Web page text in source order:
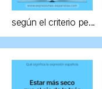
según el criterio pe...